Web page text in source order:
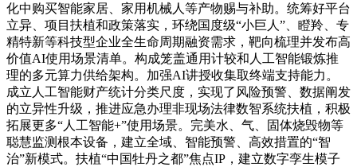
化中购买智能家居、家用机械人等产物赐与补助。统筹好平台
立异、项目扶植和政策落实，环绕国度级“小巨人”、瞪羚、专
精特新等科技型企业全生命周期融资需求，靶向梳理并发布高
价值AI使用场景清单。构成笼盖通用计较和人工智能锻炼推
理的多元算力供给架构。加强AI讲授收集取终端支持能力。
成立人工智能财产统计分类尺度，实现了风险预警、数据阐发
的立异性升级，推进应急办理非现场法律数智系统扶植，积极
拓展更多“人工智能+”使用场景。完美水、气、固体烧毁物等
聪慧监测根本设备，建立全域、智能预警、高效措置的“智
治”新模式。扶植“中国牡丹之都”焦点IP，建立数字孪生模子